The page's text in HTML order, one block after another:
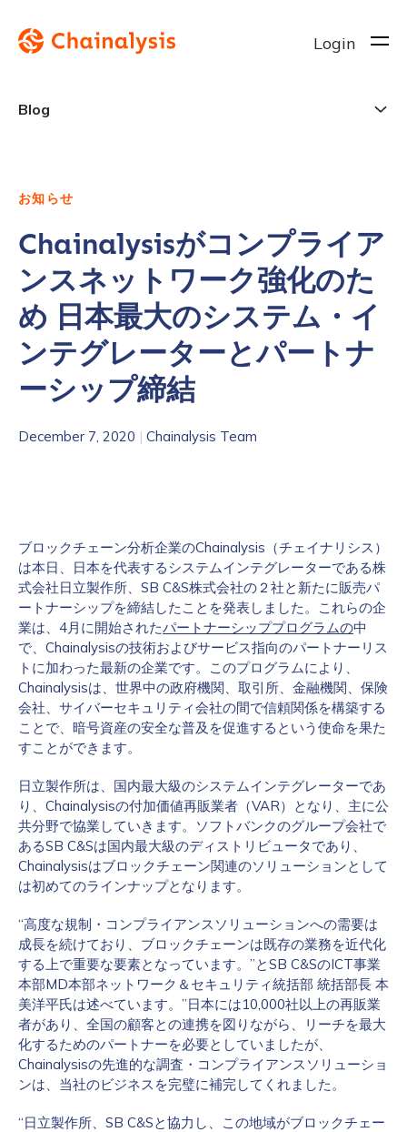
Login
Blog
お知らせ
Chainalysisがコンプライア
ンスネットワーク強化のた
め 日本最大のシステム・イ
ンテグレーターとパートナ
ーシップ締結
December 7, 2020 | Chainalysis Team
ブロックチェーン分析企業のChainalysis（チェイナリシス）
は本日、日本を代表するシステムインテグレーターである株
式会社日立製作所、SB C&S株式会社の２社と新たに販売パ
ートナーシップを締結したことを発表しました。これらの企
業は、4月に開始されたパートナーシッププログラムの中
で、Chainalysisの技術およびサービス指向のパートナーリス
トに加わった最新の企業です。このプログラムにより、
Chainalysisは、世界中の政府機関、取引所、金融機関、保険
会社、サイバーセキュリティ会社の間で信頼関係を構築する
ことで、暗号資産の安全な普及を促進するという使命を果た
すことができます。
日立製作所は、国内最大級のシステムインテグレーターであ
り、Chainalysisの付加価値再販業者（VAR）となり、主に公
共分野で協業していきます。ソフトバンクのグループ会社で
あるSB C&Sは国内最大級のディストリビュータであり、
Chainalysisはブロックチェーン関連のソリューションとして
は初めてのラインナップとなります。
“高度な規制・コンプライアンスソリューションへの需要は
成長を続けており、ブロックチェーンは既存の業務を近代化
する上で重要な要素となっています。”とSB C&SのICT事業
本部MD本部ネットワーク＆セキュリティ統括部 統括部長 本
美洋平氏は述べています。”日本には10,000社以上の再販業
者があり、全国の顧客との連携を図りながら、リーチを最大
化するためのパートナーを必要としていましたが、
Chainalysisの先進的な調査・コンプライアンスソリューショ
ンは、当社のビジネスを完璧に補完してくれました。
“日立製作所、SB C&Sと協力し、この地域がブロックチェー